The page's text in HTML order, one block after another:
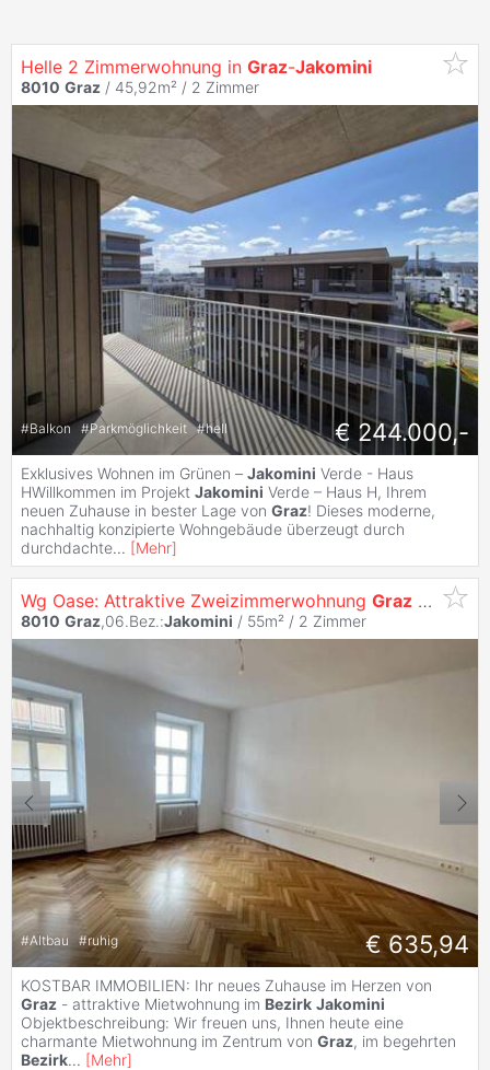
Helle 2 Zimmerwohnung in Graz-Jakomini
8010 Graz / 45,92m² / 2 Zimmer
#Balkon #Parkmöglichkeit #hell € 244.000,-
Exklusives Wohnen im Grünen – Jakomini Verde - Haus
HWillkommen im Projekt Jakomini Verde – Haus H, Ihrem
neuen Zuhause in bester Lage von Graz! Dieses moderne,
nachhaltig konzipierte Wohngebäude überzeugt durch
durchdachte... [Mehr]
Wg Oase: Attraktive Zweizimmerwohnung Graz
8010 Graz,06.Bez.:Jakomini / 55m² / 2 Zimmer
#Altbau #ruhig € 635,94
KOSTBAR IMMOBILIEN: Ihr neues Zuhause im Herzen von
Graz - attraktive Mietwohnung im Bezirk Jakomini
Objektbeschreibung: Wir freuen uns, Ihnen heute eine
charmante Mietwohnung im Zentrum von Graz, im begehrten
Bezirk... [Mehr]